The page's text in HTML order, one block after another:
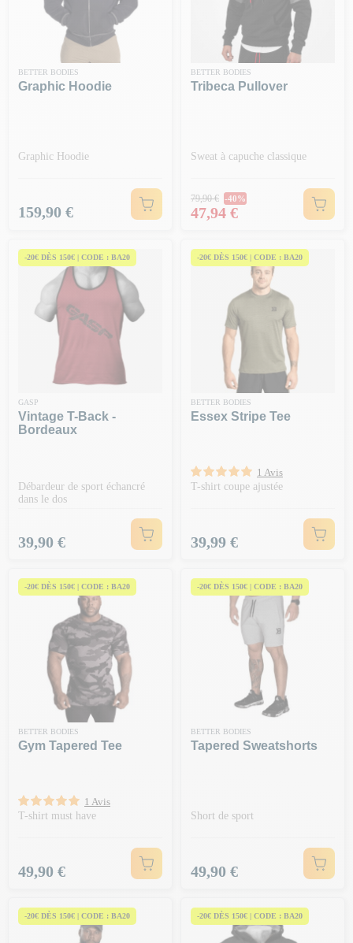
BETTER BODIES
Graphic Hoodie
Graphic Hoodie
Prix
159,90 €
BETTER BODIES
Tribeca Pullover
Sweat à capuche classique
Prix Normal
79,90 € -40%
Prix
47,94 €
-20€ DÈS 150€ | CODE : BA20
GASP
Vintage T-Back -
Bordeaux
Débardeur de sport échancré
dans le dos
Prix
39,90 €
-20€ DÈS 150€ | CODE : BA20
BETTER BODIES
Essex Stripe Tee
1 Avis
T-shirt coupe ajustée
Prix
39,99 €
-20€ DÈS 150€ | CODE : BA20
BETTER BODIES
Gym Tapered Tee
1 Avis
T-shirt must have
Prix
49,90 €
-20€ DÈS 150€ | CODE : BA20
BETTER BODIES
Tapered Sweatshorts
Short de sport
Prix
49,90 €
-20€ DÈS 150€ | CODE : BA20 -20€ DÈS 150€ | CODE : BA20